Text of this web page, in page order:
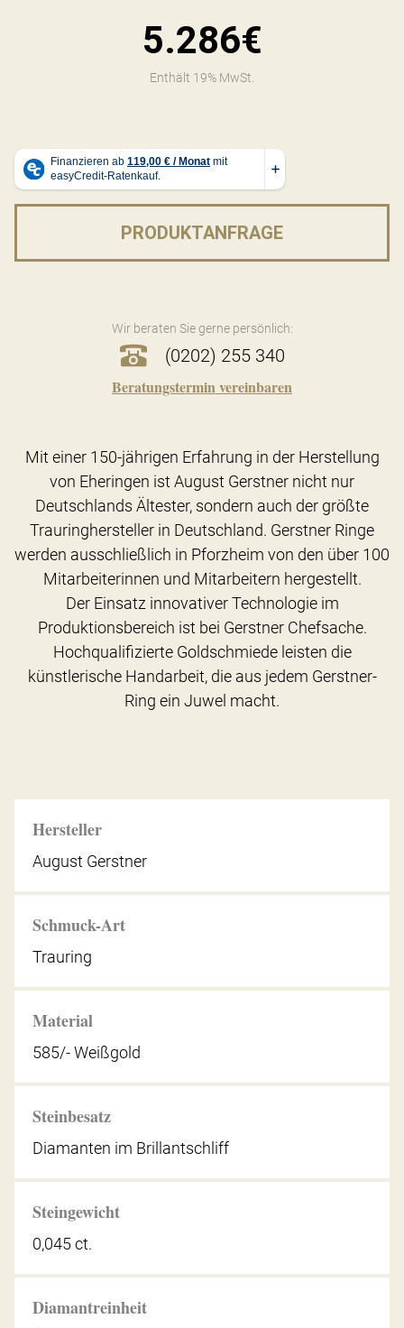
5.286€
Enthält 19% MwSt.
PRODUKTANFRAGE
Wir beraten Sie gerne persönlich:
(0202) 255 340
Beratungstermin vereinbaren
Hersteller
August Gerstner
Schmuck-Art
Trauring
Material
585/- Weißgold
Steinbesatz
Diamanten im Brillantschliff
Steingewicht
0,045 ct.
Diamantreinheit
Mit einer 150-jährigen Erfahrung in der Herstellung
von Eheringen ist August Gerstner nicht nur
Deutschlands Ältester, sondern auch der größte
Trauringhersteller in Deutschland. Gerstner Ringe
werden ausschließlich in Pforzheim von den über 100
Mitarbeiterinnen und Mitarbeitern hergestellt.
Der Einsatz innovativer Technologie im
Produktionsbereich ist bei Gerstner Chefsache.
Hochqualifizierte Goldschmiede leisten die
künstlerische Handarbeit, die aus jedem Gerstner-
Ring ein Juwel macht.